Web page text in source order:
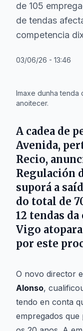
de 105
de tendas
competencia
03/06/26 - 13:46
Imaxe dunha tenda
anoitecer.
A cadea de
Avenida,
Recio,
Regulación
suporá a
do total de
12 tendas
Vigo
por este
O novo director
Alonso,
tendo en conta
empregados